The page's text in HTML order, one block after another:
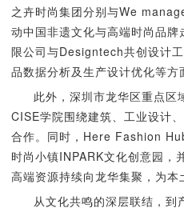
之卉时尚集团分别与We
动中国非遗文化与高端时尚品
限公司与Designtech共创设计
品数据分析及生产设计优化等方
此外，深圳市龙华区重点区
CISE学院围绕建筑、工业设计
合作。同时，Here Fashion
时尚小镇INPARK文化创意园，
高端资源持续向龙华集聚，为本
从文化共鸣的深层联结，到